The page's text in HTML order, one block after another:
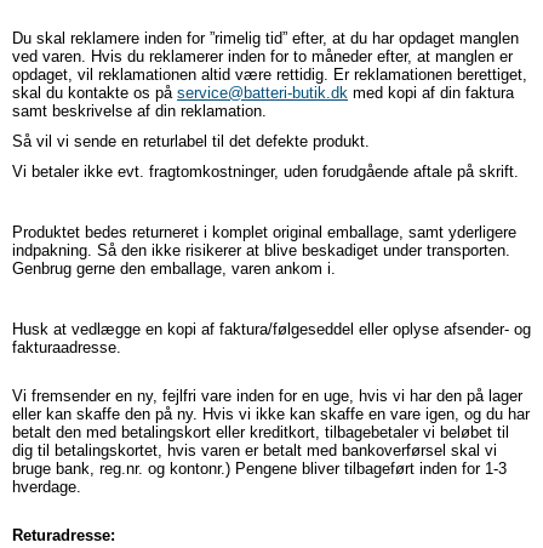
Du skal reklamere inden for ”rimelig tid” efter, at du har opdaget manglen
ved varen. Hvis du reklamerer inden for to måneder efter, at manglen er
opdaget, vil reklamationen altid være rettidig. Er reklamationen berettiget,
skal du kontakte os på service@batteri-butik.dk med kopi af din faktura
samt beskrivelse af din reklamation.
Så vil vi sende en returlabel til det defekte produkt.
Vi betaler ikke evt. fragtomkostninger, uden forudgående aftale på skrift.
Produktet bedes returneret i komplet original emballage, samt yderligere
indpakning. Så den ikke risikerer at blive beskadiget under transporten.
Genbrug gerne den emballage, varen ankom i.
Husk at vedlægge en kopi af faktura/følgeseddel eller oplyse afsender- og
fakturaadresse.
Vi fremsender en ny, fejlfri vare inden for en uge, hvis vi har den på lager
eller kan skaffe den på ny. Hvis vi ikke kan skaffe en vare igen, og du har
betalt den med betalingskort eller kreditkort, tilbagebetaler vi beløbet til
dig til betalingskortet, hvis varen er betalt med bankoverførsel skal vi
bruge bank, reg.nr. og kontonr.) Pengene bliver tilbageført inden for 1-3
hverdage.
Returadresse: